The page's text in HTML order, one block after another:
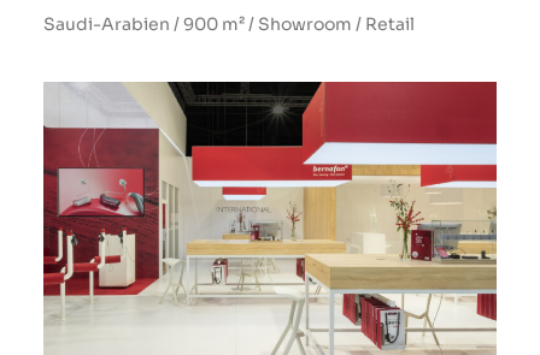
Saudi-Arabien / 900 m² / Showroom / Retail